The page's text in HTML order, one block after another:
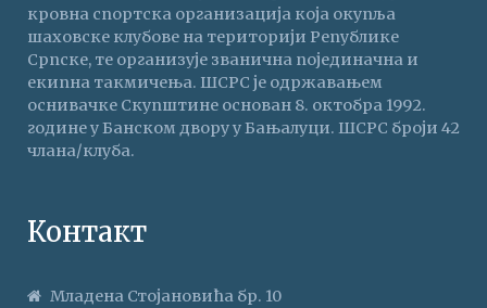
кровна спортска организација која окупља
шаховске клубове на територији Републике
Српске, те организује званична појединачна и
екипна такмичења. ШСРС је одржавањем
оснивачке Скупштине основан 8. октобра 1992.
године у Банском двору у Бањалуци. ШСРС броји 42
члана/клуба.
Контакт
Младена Стојановића бр. 10